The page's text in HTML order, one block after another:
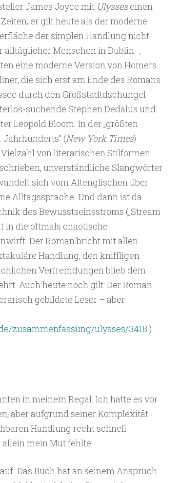
James Joyce mit Ulysseseinen
er gilt heute als der moderne
der simplen Handlung nicht
alltäglicher Menschen in Dublin -,
eine moderne Version von Homers
die sich erst am Ende des Romans
durch den Großstadtdschungel
suchende Stephen Dedalus und
Leopold Bloom. In der „größten
(New York Times)
von literarischen Stilformen:
unverständliche Slangwörter
sich vom Altenglischen über
Alltagssprache. Und dann ist da
des Bewusstseinsstroms („Stream
in die oftmals chaotische
Der Roman bricht mit allen
Handlung, den kniffligen
Verfremdungen blieb dem
Auch heute noch gilt: Der Roman
gebildete Leser – aber
zusammenfassung/ulysses/3418 )
in meinem Regal. Ich hatte es vor
aber aufgrund seiner Komplexität
Handlung recht schnell
mein Mut fehlte.
Das Buch hat an seinem Anspruch